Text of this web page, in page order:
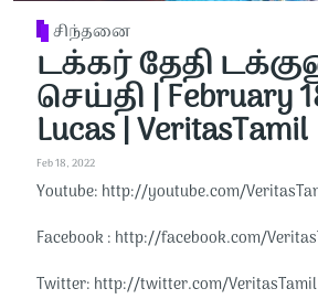
சிந்தனை
டக்கர் தேதி
செய்தி | February
Lucas | VeritasTamil
Feb 18, 2022
Youtube: http://youtube.com/
Facebook : http://facebook.com/
Twitter: http://twitter.com/VeritasTamil​​